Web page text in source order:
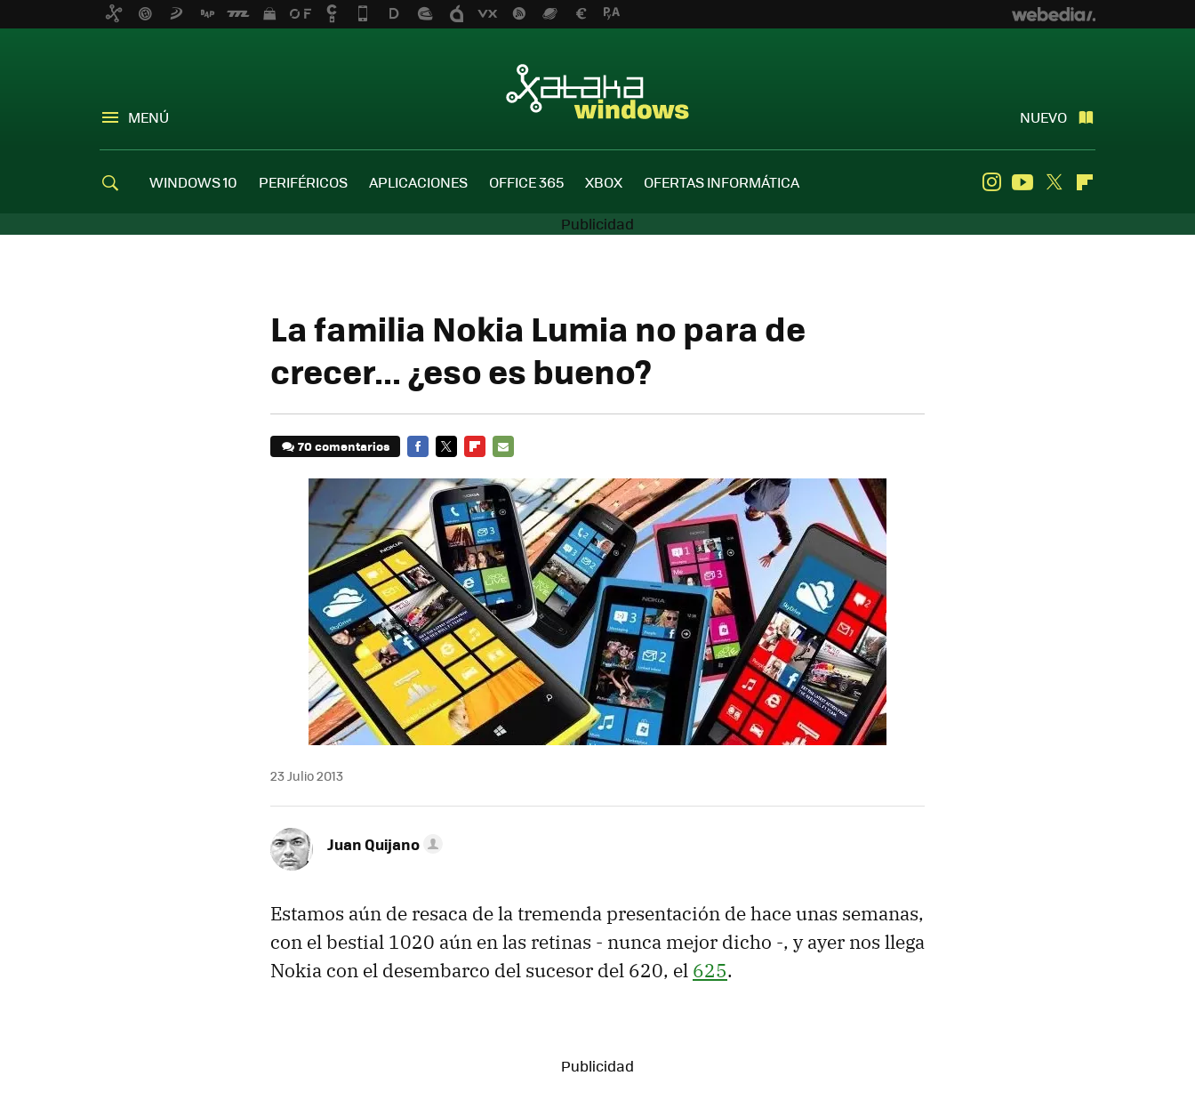
MENÚ NUEVO
WINDOWS 10 PERIFÉRICOS APLICACIONES OFFICE 365 XBOX OFERTAS INFORMÁTICA InstagramYoutube
Twitter
La familia Nokia Lumia no para de
crecer... ¿eso es bueno?
70 comentarios
MAIL
23 Julio 2013
Juan Quijano
Estamos aún de resaca de la tremenda presentación de hace unas semanas,
con el bestial 1020 aún en las retinas - nunca mejor dicho -, y ayer nos llega
Nokia con el desembarco del sucesor del 620, el 625.